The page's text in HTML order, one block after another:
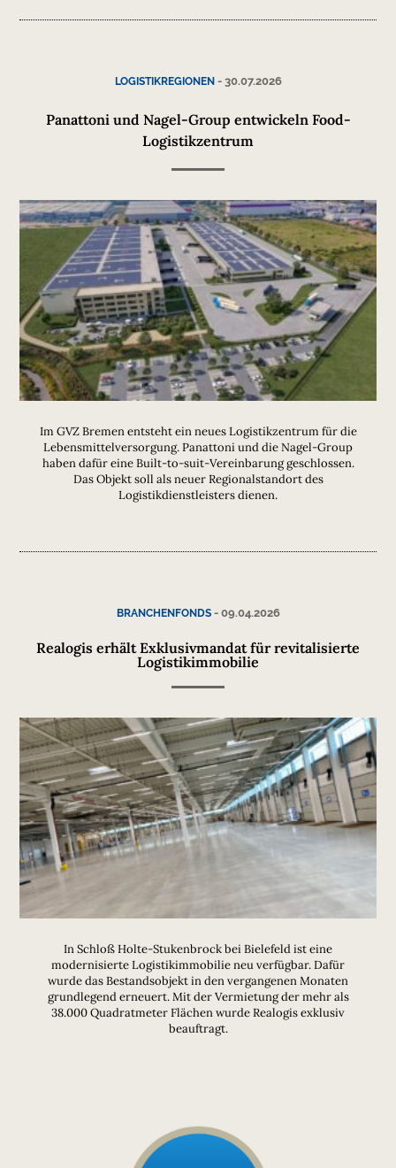
LOGISTIKREGIONEN- 30.07.2026
Panattoni und Nagel-Group entwickeln Food-
Logistikzentrum
Im GVZ Bremen entsteht ein neues Logistikzentrum für die
Lebensmittelversorgung. Panattoni und die Nagel-Group
haben dafür eine Built-to-suit-Vereinbarung geschlossen.
Das Objekt soll als neuer Regionalstandort des
Logistikdienstleisters dienen.
BRANCHENFONDS- 09.04.2026
Realogis erhält Exklusivmandat für revitalisierte
Logistikimmobilie
In Schloß Holte-Stukenbrock bei Bielefeld ist eine
modernisierte Logistikimmobilie neu verfügbar. Dafür
wurde das Bestandsobjekt in den vergangenen Monaten
grundlegend erneuert. Mit der Vermietung der mehr als
38.000 Quadratmeter Flächen wurde Realogis exklusiv
beauftragt.